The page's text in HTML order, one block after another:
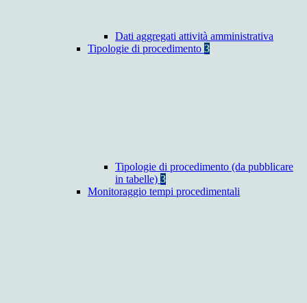
Dati aggregati attività amministrativa
Tipologie di procedimento 3
Tipologie di procedimento (da pubblicare
in tabelle) 3
Monitoraggio tempi procedimentali